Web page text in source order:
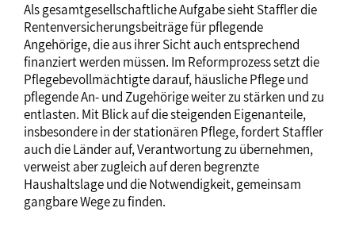
Als gesamtgesellschaftliche Aufgabe sieht Staffler die
Rentenversicherungsbeiträge für pflegende
Angehörige, die aus ihrer Sicht auch entsprechend
finanziert werden müssen. Im Reformprozess setzt die
Pflegebevollmächtigte darauf, häusliche Pflege und
pflegende An- und Zugehörige weiter zu stärken und zu
entlasten. Mit Blick auf die steigenden Eigenanteile,
insbesondere in der stationären Pflege, fordert Staffler
auch die Länder auf, Verantwortung zu übernehmen,
verweist aber zugleich auf deren begrenzte
Haushaltslage und die Notwendigkeit, gemeinsam
gangbare Wege zu finden.